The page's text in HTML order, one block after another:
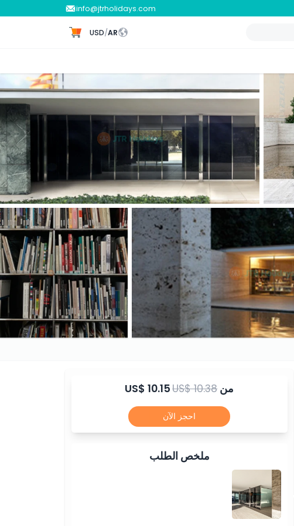
info@jtrholidays.com
AR
/
USD
من US$ 10.15US$ 10.38
احجز الآن
ملخص الطلب